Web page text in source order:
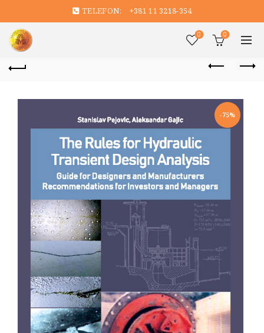
TELEFON: +381 11 3218-354
0 0
-75%